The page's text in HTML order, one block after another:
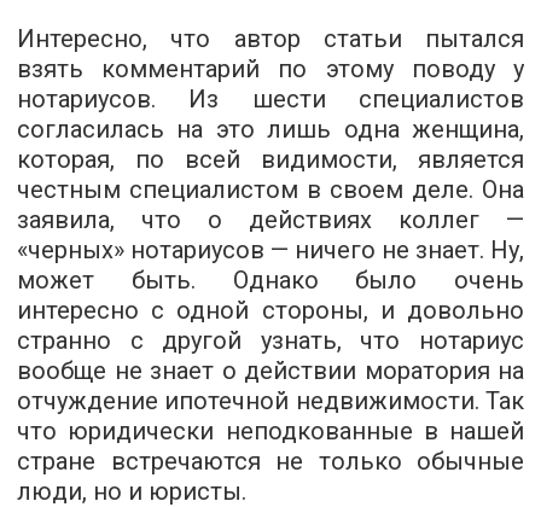
Интересно, что автор статьи пытался
взять комментарий по этому поводу у
нотариусов. Из шести специалистов
согласилась на это лишь одна женщина,
которая, по всей видимости, является
честным специалистом в своем деле. Она
заявила, что о действиях коллег —
«черных» нотариусов — ничего не знает. Ну,
может быть. Однако было очень
интересно с одной стороны, и довольно
странно с другой узнать, что нотариус
вообще не знает о действии моратория на
отчуждение ипотечной недвижимости. Так
что юридически неподкованные в нашей
стране встречаются не только обычные
люди, но и юристы.